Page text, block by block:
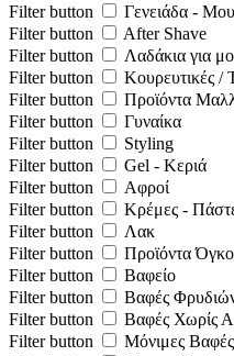
Filter button
Γενειάδα -
Filter button
After Shave
Filter button
Λαδάκια για
Filter button
Κουρευτικές /
Filter button
Προϊόντα
Filter button
Γυναίκα
Filter button
Styling
Filter button
Gel - Κεριά
Filter button
Αφροί
Filter button
Κρέμες -
Filter button
Λακ
Filter button
Προϊόντα
Filter button
Βαφείο
Filter button
Βαφές
Filter button
Βαφές Χωρίς
Filter button
Μόνιμες Βαφές